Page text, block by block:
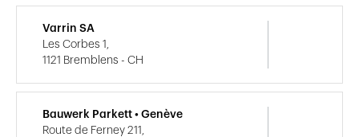
Varrin SA
Les Corbes 1,
1121 Bremblens - CH
Bauwerk Parkett • Genève
Route de Ferney 211,